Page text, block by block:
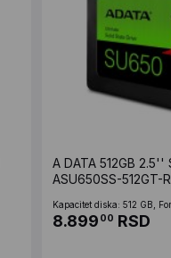
A DATA 512GB 2.5''
ASU650SS-512GT-
Kapacitet diska: 512 GB,
8.899 00 RSD